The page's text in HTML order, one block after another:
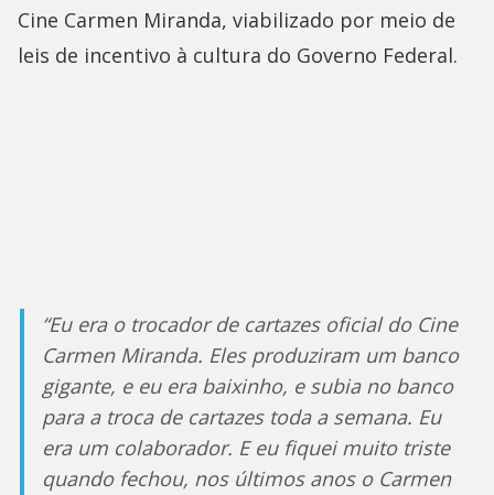
Cine Carmen Miranda, viabilizado por meio de
leis de incentivo à cultura do Governo Federal.
“Eu era o trocador de cartazes oficial do Cine
Carmen Miranda. Eles produziram um banco
gigante, e eu era baixinho, e subia no banco
para a troca de cartazes toda a semana. Eu
era um colaborador. E eu fiquei muito triste
quando fechou, nos últimos anos o Carmen